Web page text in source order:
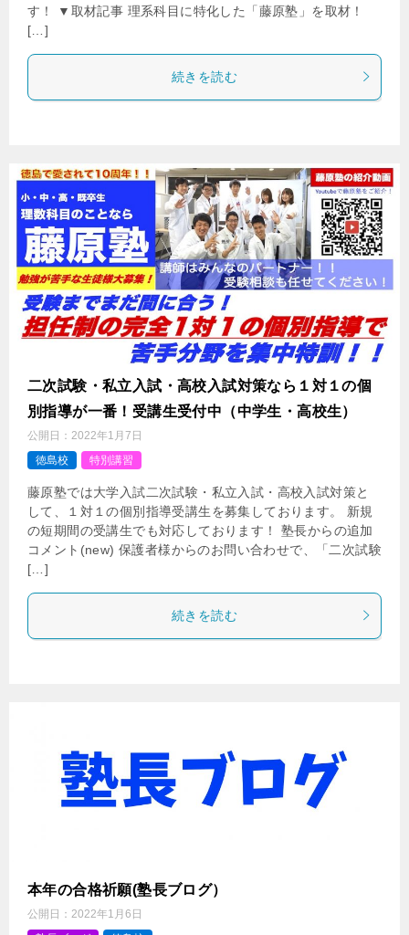
す！ ▼取材記事 理系科目に特化した「藤原塾」を取材！
[…]
続きを読む
二次試験・私立入試・高校入試対策なら１対１の個
別指導が一番！受講生受付中（中学生・高校生）
公開日： 2022年1月7日
徳島校
特別講習
藤原塾では大学入試二次試験・私立入試・高校入試対策と
して、１対１の個別指導受講生を募集しております。 新規
の短期間の受講生でも対応しております！ 塾長からの追加
コメント(new) 保護者様からのお問い合わせで、「二次試験
[…]
続きを読む
本年の合格祈願(塾長ブログ）
公開日： 2022年1月6日